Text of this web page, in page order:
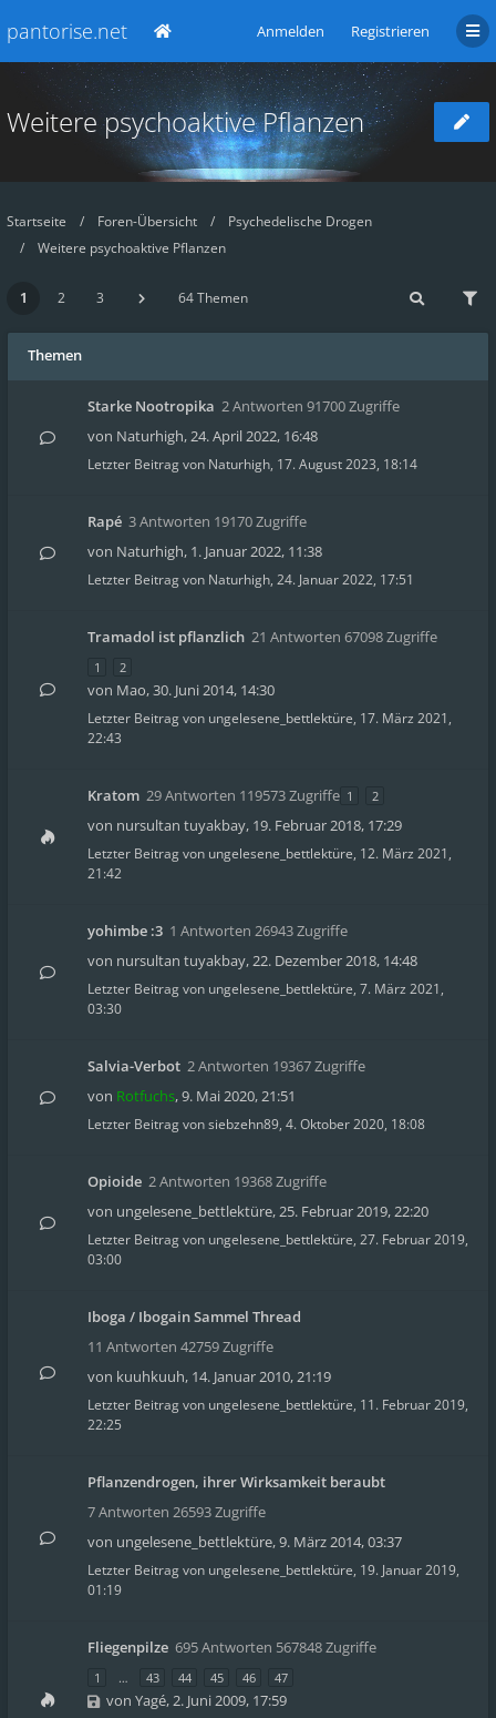
pantorise.net Anmelden Registrieren
Weitere psychoaktive Pflanzen
Startseite Foren-Übersicht
Psychedelische Drogen
Weitere psychoaktive Pflanzen
1 2 3 64 Themen
Themen
Starke Nootropika 2 Antworten 91700 Zugriffe
von Naturhigh,24. April 2022, 16:48
Letzter Beitrag von Naturhigh, 17. August 2023, 18:14
Rapé 3 Antworten 19170 Zugriffe
von Naturhigh, 1. Januar 2022, 11:38
Letzter Beitrag von Naturhigh, 24. Januar 2022, 17:51
Tramadol ist pflanzlich 21 Antworten 67098 Zugriffe
1 2
von Mao,30. Juni 2014, 14:30
Letzter Beitrag von ungelesene_bettlektüre, 17. März 2021,
22:43
Kratom 29 Antworten 119573 Zugriffe 1 2
von nursultan tuyakbay, 19. Februar 2018, 17:29
Letzter Beitrag von ungelesene_bettlektüre, 12. März 2021,
21:42
yohimbe :3 1 Antworten 26943 Zugriffe
von nursultan tuyakbay,22. Dezember 2018, 14:48
Letzter Beitrag von ungelesene_bettlektüre, 7. März 2021,
03:30
Salvia-Verbot 2 Antworten 19367 Zugriffe
von Rotfuchs,9. Mai 2020, 21:51
Letzter Beitrag vonsiebzehn89, 4. Oktober 2020, 18:08
Opioide 2 Antworten 19368 Zugriffe
von ungelesene_bettlektüre,25. Februar 2019, 22:20
Letzter Beitrag von ungelesene_bettlektüre, 27. Februar 2019,
03:00
Iboga / Ibogain Sammel Thread
11 Antworten 42759 Zugriffe
von kuuhkuuh, 14. Januar 2010, 21:19
Letzter Beitrag von ungelesene_bettlektüre, 11. Februar 2019,
22:25
Pflanzendrogen, ihrer Wirksamkeit beraubt
7 Antworten 26593 Zugriffe
von ungelesene_bettlektüre,9. März 2014, 03:37
Letzter Beitrag von ungelesene_bettlektüre, 19. Januar 2019,
01:19
Fliegenpilze 695 Antworten 567848 Zugriffe
1 … 43 44 45 46 47
von Yagé,2. Juni 2009, 17:59